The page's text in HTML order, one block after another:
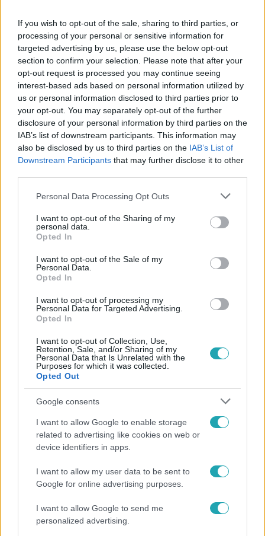
If you wish to opt-out of the sale, sharing to third parties, or
processing of your personal or sensitive information for
targeted advertising by us, please use the below opt-out
section to confirm your selection. Please note that after your
opt-out request is processed you may continue seeing
interest-based ads based on personal information utilized by
us or personal information disclosed to third parties prior to
your opt-out. You may separately opt-out of the further
disclosure of your personal information by third parties on the
IAB’s list of downstream participants. This information may
also be disclosed by us to third parties on the IAB’s List of
Downstream Participants that may further disclose it to other
Please note that this website/app uses one or more Google
not limited to your visit or usage behaviour. You may click to
grant or deny consent to Google and its third-party tags to
use your data for below specified purposes in below Google
consent section.
Personal Data Processing Opt Outs
I want to opt-out of the Sharing of my
personal data.
Opted In
I want to opt-out of the Sale of my
Personal Data.
Opted In
I want to opt-out of processing my
Personal Data for Targeted Advertising.
Opted In
I want to opt-out of Collection, Use,
Retention, Sale, and/or Sharing of my
Personal Data that Is Unrelated with the
Purposes for which it was collected.
Opted Out
Google consents
I want to allow Google to enable storage
related to advertising like cookies on web or
device identifiers in apps.
I want to allow my user data to be sent to
Google for online advertising purposes.
I want to allow Google to send me
personalized advertising.
Kövess minket, és értesülj a friss hírekről a
Facebookon is!
HÁZON KÍVÜL #
BALHÉ # POLGÁRMESTER #MA
Népszerű
17:49